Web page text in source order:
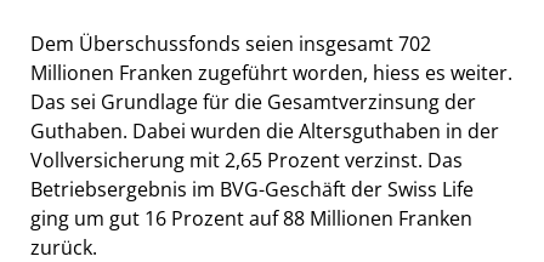
Dem Überschussfonds seien insgesamt 702
Millionen Franken zugeführt worden, hiess es weiter.
Das sei Grundlage für die Gesamtverzinsung der
Guthaben. Dabei wurden die Altersguthaben in der
Vollversicherung mit 2,65 Prozent verzinst. Das
Betriebsergebnis im BVG-Geschäft der Swiss Life
ging um gut 16 Prozent auf 88 Millionen Franken
zurück.